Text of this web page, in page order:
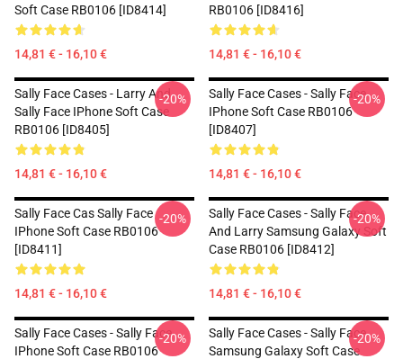
Soft Case RB0106 [ID8414]
14,81 € - 16,10 €
RB0106 [ID8416]
14,81 € - 16,10 €
Sally Face Cases - Larry And
Sally Face IPhone Soft Case
RB0106 [ID8405]
14,81 € - 16,10 €
-20%
Sally Face Cases - Sally Face
IPhone Soft Case RB0106
[ID8407]
14,81 € - 16,10 €
-20%
Sally Face Cas Sally Face
IPhone Soft Case RB0106
[ID8411]
14,81 € - 16,10 €
-20%
Sally Face Cases - Sally Face
And Larry Samsung Galaxy Soft
Case RB0106 [ID8412]
14,81 € - 16,10 €
-20%
Sally Face Cases - Sally Face
IPhone Soft Case RB0106
-20%
Sally Face Cases - Sally Face
Samsung Galaxy Soft Case
-20%